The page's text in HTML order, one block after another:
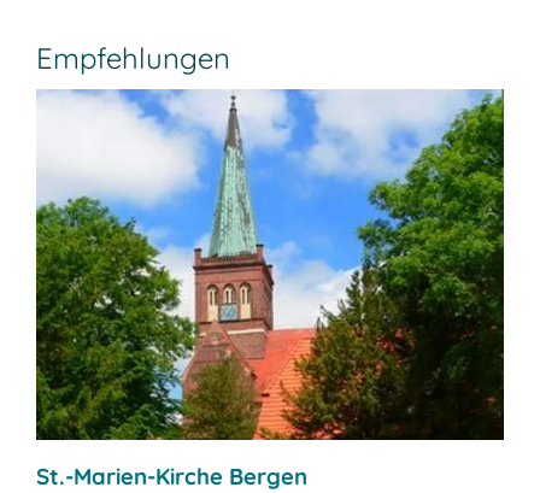
Empfehlungen
St.-Marien-Kirche Bergen